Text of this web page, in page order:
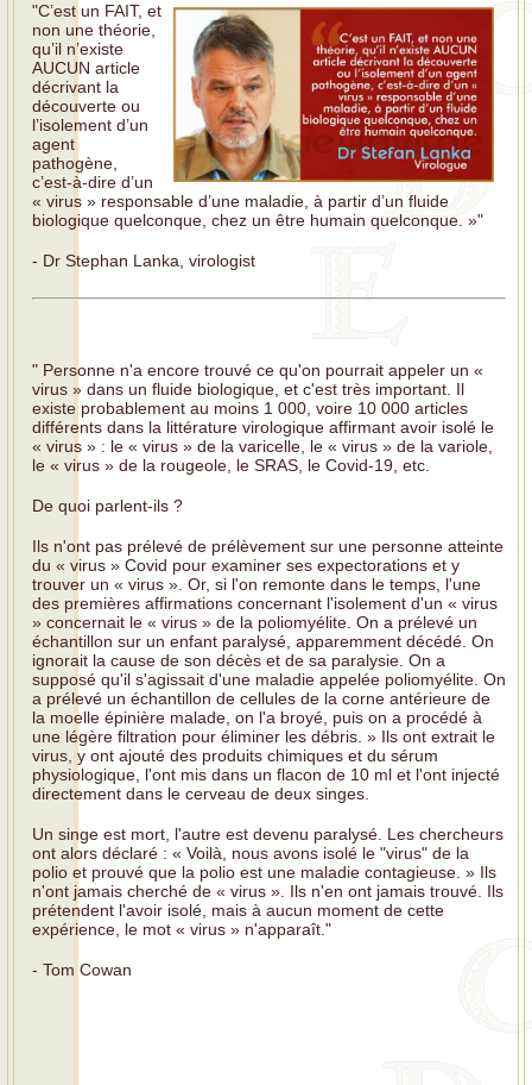
"C’est un FAIT, et
non une théorie,
qu’il n’existe
AUCUN article
décrivant la
découverte ou
l’isolement d’un
agent
pathogène,
c’est-à-dire d’un
« virus » responsable d’une maladie, à partir d’un fluide
biologique quelconque, chez un être humain quelconque. »"
- Dr Stephan Lanka, virologist
" Personne n'a encore trouvé ce qu'on pourrait appeler un «
virus » dans un fluide biologique, et c'est très important. Il
existe probablement au moins 1 000, voire 10 000 articles
différents dans la littérature virologique affirmant avoir isolé le
« virus » : le « virus » de la varicelle, le « virus » de la variole,
le « virus » de la rougeole, le SRAS, le Covid-19, etc.
De quoi parlent-ils ?
Ils n'ont pas prélevé de prélèvement sur une personne atteinte
du « virus » Covid pour examiner ses expectorations et y
trouver un « virus ». Or, si l'on remonte dans le temps, l'une
des premières affirmations concernant l'isolement d'un « virus
» concernait le « virus » de la poliomyélite. On a prélevé un
échantillon sur un enfant paralysé, apparemment décédé. On
ignorait la cause de son décès et de sa paralysie. On a
supposé qu'il s'agissait d'une maladie appelée poliomyélite. On
a prélevé un échantillon de cellules de la corne antérieure de
la moelle épinière malade, on l'a broyé, puis on a procédé à
une légère filtration pour éliminer les débris. » Ils ont extrait le
virus, y ont ajouté des produits chimiques et du sérum
physiologique, l'ont mis dans un flacon de 10 ml et l'ont injecté
directement dans le cerveau de deux singes.
Un singe est mort, l'autre est devenu paralysé. Les chercheurs
ont alors déclaré : « Voilà, nous avons isolé le "virus" de la
polio et prouvé que la polio est une maladie contagieuse. » Ils
n'ont jamais cherché de « virus ». Ils n'en ont jamais trouvé. Ils
prétendent l'avoir isolé, mais à aucun moment de cette
expérience, le mot « virus » n'apparaît."
- Tom Cowan